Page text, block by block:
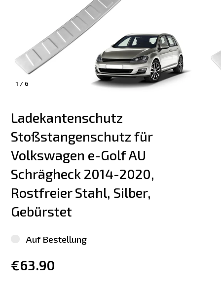
1 / 6
Ladekantenschutz
Stoßstangenschutz für
Volkswagen e-Golf AU
Schrägheck 2014-2020,
Rostfreier Stahl, Silber,
Gebürstet
Auf Bestellung
€63.90